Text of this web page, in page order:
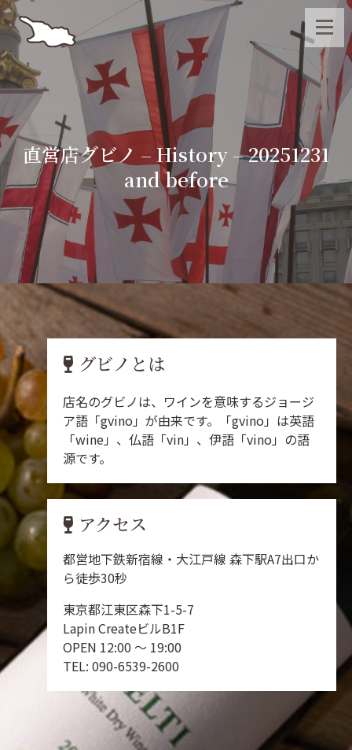
直営店グビノ – History – 20251231
and before
グビノとは
店名のグビノは、ワインを意味するジョージ
ア語「gvino」が由来です。「gvino」は英語
「wine」、仏語「vin」、伊語「vino」の語
源です。
アクセス
都営地下鉄新宿線・大江戸線 森下駅A7出口か
ら徒歩30秒
東京都江東区森下1-5-7
Lapin CreateビルB1F
OPEN 12:00 ～ 19:00
TEL: 090-6539-2600